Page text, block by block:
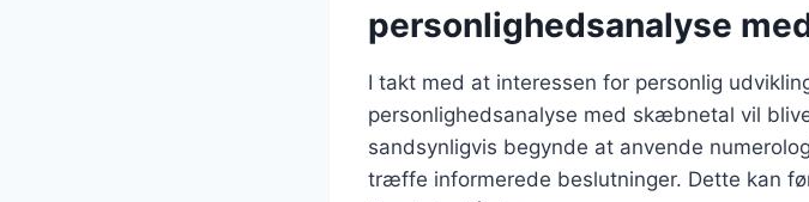
personlighedsanalyse
I takt med at interessen for personlig
personlighedsanalyse med skæbnetal vil
sandsynligvis begynde at anvende
træffe informerede beslutninger. Dette kan